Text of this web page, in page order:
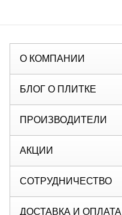
О КОМПАНИИ
БЛОГ О ПЛИТКЕ
ПРОИЗВОДИТЕЛИ
АКЦИИ
СОТРУДНИЧЕСТВО
ДОСТАВКА И ОПЛАТА